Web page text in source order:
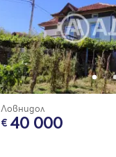
Ловнидол
40 000